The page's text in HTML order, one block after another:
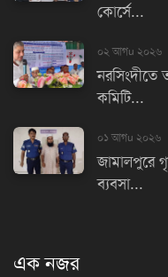
কোর্সে...
০২ আগu ২০২৬
নরসিংদীতে
কমিটি...
০১ আগu ২০২৬
জামালপুরে
ব্যবসা...
এক নজর